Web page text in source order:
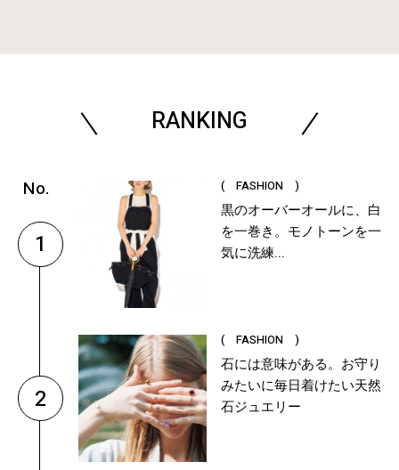
RANKING
1
( FASHION )
黒のオーバーオールに、白
を一巻き。モノトーンを一
気に洗練...
2
( FASHION )
石には意味がある。お守り
みたいに毎日着けたい天然
石ジュエリー